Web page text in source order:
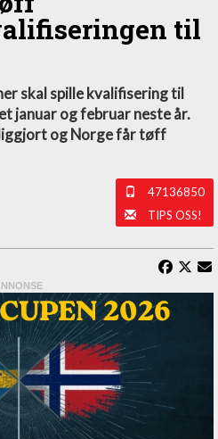
til
skal spille kvalifisering til
januar og februar neste år.
og Norge får tøff
47136850
TIPS OSS!